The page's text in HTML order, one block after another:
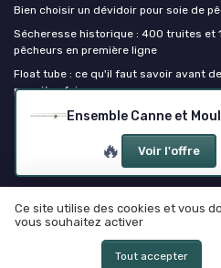
🔥 Voir l'offre
Bien choisir un dévidoir pour soie de
Sécheresse historique : 400 truites et
pêcheurs en première ligne
Float tube : ce qu'il faut savoir avant
première fois
Canne à peche
Mentions légales
© Canne à
Ce site utilise des cookies et vous
vous souhaitez activer
Tout accepter